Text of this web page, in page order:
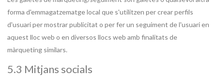
forma d'emmagatzematge local que s'utilitzen per crear perfils
d'usuari per mostrar publicitat o per fer un seguiment de l'usuari en
aquest lloc web o en diversos llocs web amb finalitats de
màrqueting similars.
5.3 Mitjans socials